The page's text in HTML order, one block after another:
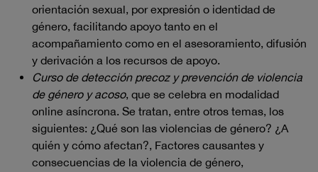
orientación sexual, por expresión o identidad de
género, facilitando apoyo tanto en el
acompañamiento como en el asesoramiento, difusión
y derivación a los recursos de apoyo.
Curso de detección precoz y prevención de violencia
de género y acoso, que se celebra en modalidad
online asíncrona. Se tratan, entre otros temas, los
siguientes: ¿Qué son las violencias de género? ¿A
quién y cómo afectan?, Factores causantes y
consecuencias de la violencia de género,